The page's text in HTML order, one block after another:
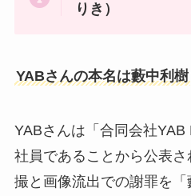
りき）
YABさんの本名は藪中利樹
YABさんは「合同会社
社員であることから公表
撮と画像流出での謝罪を